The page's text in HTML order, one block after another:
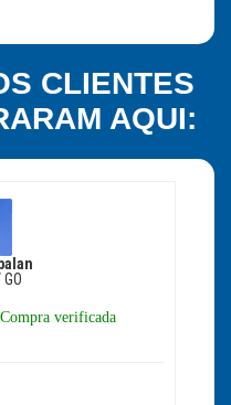
CLIENTES
AQUI:
Compra verificada